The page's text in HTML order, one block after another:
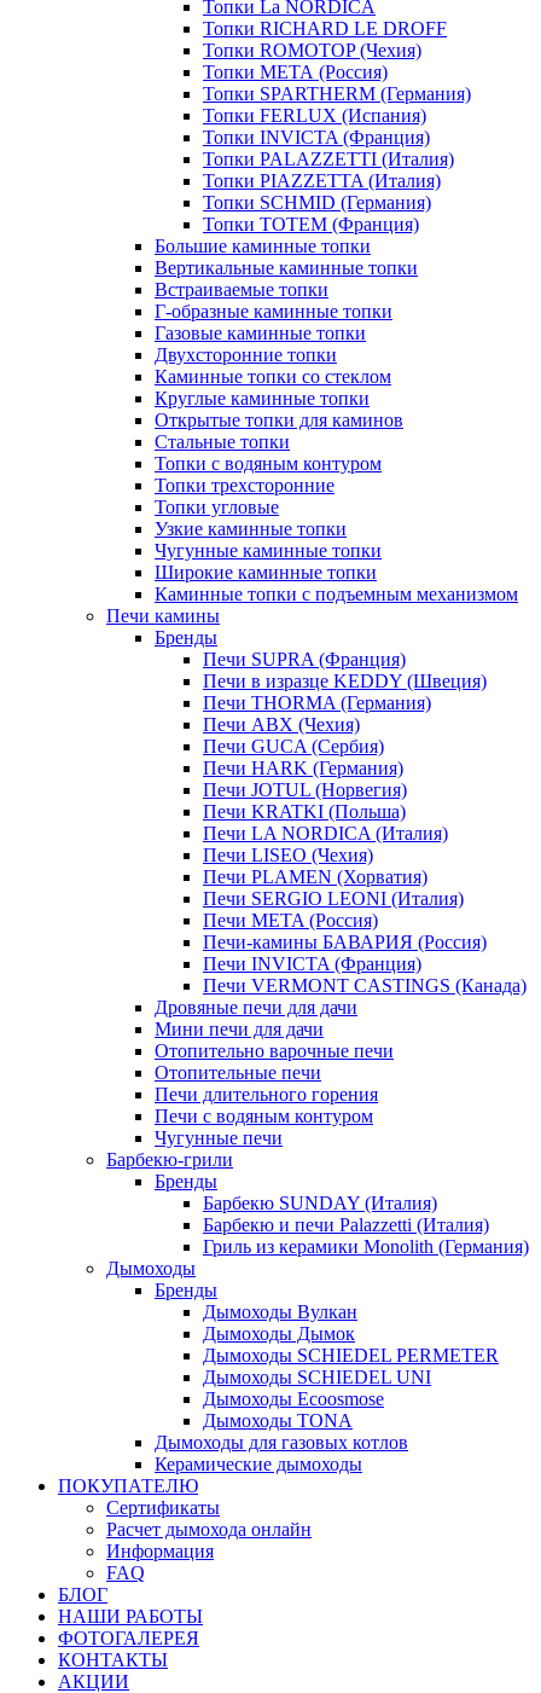
Топки La NORDICA
Топки RICHARD LE DROFF
Топки ROMOTOP (Чехия)
Топки МЕТА (Россия)
Топки SPARTHERM (Германия)
Топки FERLUX (Испания)
Топки INVICTA (Франция)
Топки PALAZZETTI (Италия)
Топки PIAZZETTA (Италия)
Топки SCHMID (Германия)
Топки TOTEM (Франция)
Большие каминные топки
Вертикальные каминные топки
Встраиваемые топки
Г-образные каминные топки
Газовые каминные топки
Двухсторонние топки
Каминные топки со стеклом
Круглые каминные топки
Открытые топки для каминов
Стальные топки
Топки с водяным контуром
Топки трехсторонние
Топки угловые
Узкие каминные топки
Чугунные каминные топки
Широкие каминные топки
Каминные топки с подъемным механизмом
Печи камины
Бренды
Печи SUPRA (Франция)
Печи в изразце KEDDY (Швеция)
Печи THORMA (Германия)
Печи ABX (Чехия)
Печи GUCA (Сербия)
Печи HARK (Германия)
Печи JOTUL (Норвегия)
Печи KRATKI (Польша)
Печи LA NORDICA (Италия)
Печи LISEO (Чехия)
Печи PLAMEN (Хорватия)
Печи SERGIO LEONI (Италия)
Печи META (Россия)
Печи-камины БАВАРИЯ (Россия)
Печи INVICTA (Франция)
Печи VERMONT CASTINGS (Канада)
Дровяные печи для дачи
Мини печи для дачи
Отопительно варочные печи
Отопительные печи
Печи длительного горения
Печи с водяным контуром
Чугунные печи
Барбекю-грили
Бренды
Барбекю SUNDAY (Италия)
Барбекю и печи Palazzetti (Италия)
Гриль из керамики Monolith (Германия)
Дымоходы
Бренды
Дымоходы Вулкан
Дымоходы Дымок
Дымоходы SCHIEDEL PERMETER
Дымоходы SCHIEDEL UNI
Дымоходы Ecoosmose
Дымоходы TONA
Дымоходы для газовых котлов
Керамические дымоходы
ПОКУПАТЕЛЮ
Сертификаты
Расчет дымохода онлайн
Информация
FAQ
БЛОГ
НАШИ РАБОТЫ
ФОТОГАЛЕРЕЯ
КОНТАКТЫ
АКЦИИ